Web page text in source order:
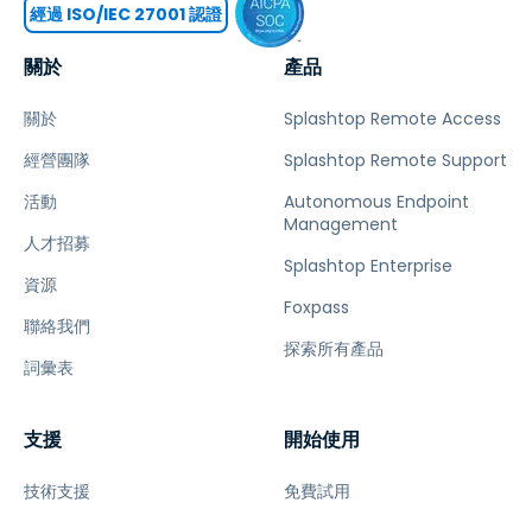
關於
關於
經營團隊
活動
人才招募
資源
聯絡我們
詞彙表
產品
Splashtop Remote Access
Splashtop Remote Support
Autonomous Endpoint
Management
Splashtop Enterprise
Foxpass
探索所有產品
支援
技術支援
開始使用
免費試用
經過 ISO/IEC 27001 認證